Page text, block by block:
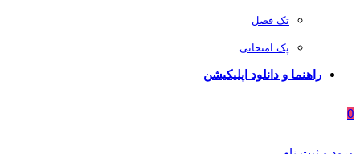
تک فصل
پک امتحانی
راهنما و دانلود اپلیکیشن
0